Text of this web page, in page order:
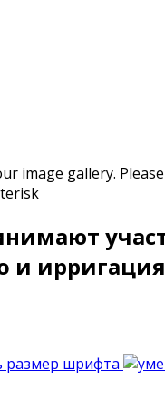
image gallery.
и
размер шрифта